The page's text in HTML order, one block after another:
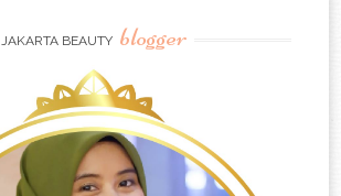
JAKARTA BEAUTY blogger